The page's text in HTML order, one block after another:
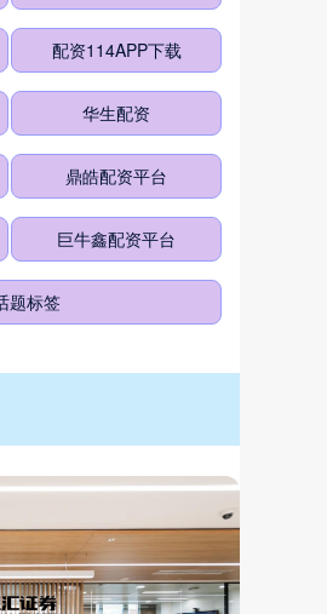
配资114APP下载
华生配资
鼎皓配资平台
巨牛鑫配资平台
题标签